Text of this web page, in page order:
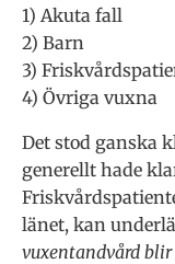
1) Akuta fall
2) Barn
3)
4) Övriga vuxna
Det stod ganska
generellt hade
länet, kan
vuxentandvård blir